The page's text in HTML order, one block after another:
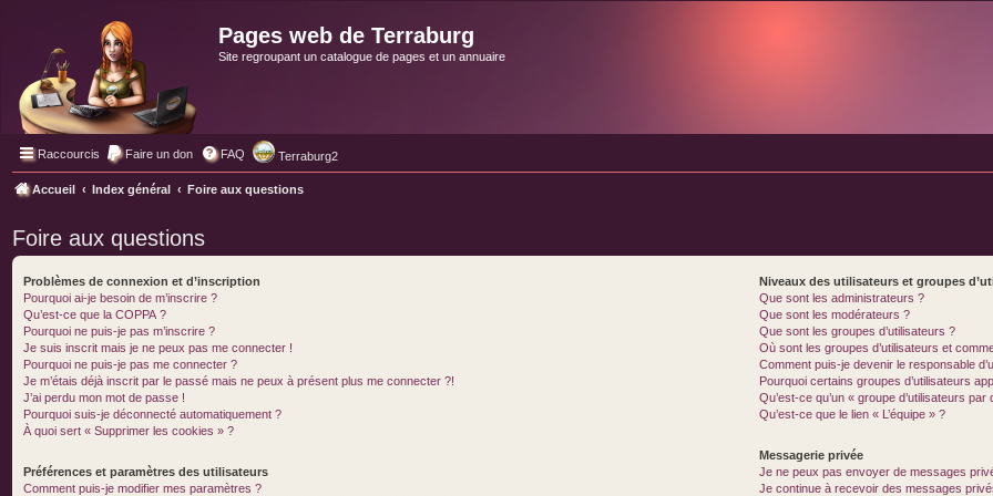
Pages web de Terraburg
Site regroupant un catalogue de pages et un annuaire
Raccourcis Faire un don FAQ Terraburg2
Accueil Index général Foire aux questions
Foire aux questions
Problèmes de connexion et d’inscription
Pourquoi ai-je besoin de m’inscrire ?
Qu’est-ce que la COPPA ?
Pourquoi ne puis-je pas m’inscrire ?
Je suis inscrit mais je ne peux pas me connecter !
Pourquoi ne puis-je pas me connecter ?
Je m’étais déjà inscrit par le passé mais ne peux à présent plus me connecter ?!
J’ai perdu mon mot de passe !
Pourquoi suis-je déconnecté automatiquement ?
À quoi sert « Supprimer les cookies » ?
Préférences et paramètres des utilisateurs
Comment puis-je modifier mes paramètres ?
Niveaux des utilisateurs et groupes
Que sont les administrateurs ?
Que sont les modérateurs ?
Que sont les groupes d’utilisateurs ?
Où sont les groupes d’utilisateurs et
Comment puis-je devenir le responsable
Pourquoi certains groupes d’utilisateurs
Qu’est-ce qu’un « groupe d’utilisateurs par
Qu’est-ce que le lien « L’équipe » ?
Messagerie privée
Je ne peux pas envoyer de messages
Je continue à recevoir des messages